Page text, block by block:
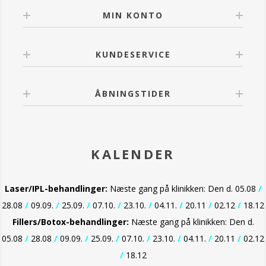
MIN KONTO
KUNDESERVICE
ÅBNINGSTIDER
KALENDER
Laser/IPL-behandlinger: Næste gang på klinikken: Den d. 05.08 /
28.08 / 09.09. / 25.09. / 07.10. / 23.10. / 04.11. / 20.11 / 02.12 / 18.12
Fillers/Botox-behandlinger: Næste gang på klinikken: Den d.
05.08 / 28.08 / 09.09. / 25.09. / 07.10. / 23.10. / 04.11. / 20.11 / 02.12
/18.12